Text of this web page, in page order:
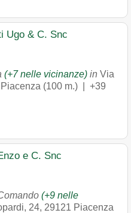
Ugo & C. Snc
(+7 nelle vicinanze) in Via
Piacenza (100 m.) | +39
e C. Snc
(+9 nelle
24, 29121 Piacenza